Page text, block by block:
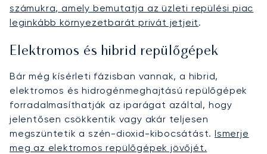
számukra, amely bemutatja az üzleti repülési piac
leginkább környezetbarát privát jetjeit.
Elektromos és hibrid repülőgépek
Bár még kísérleti fázisban vannak, a hibrid,
elektromos és hidrogénmeghajtású repülőgépek
forradalmasíthatják az iparágat azáltal, hogy
jelentősen csökkentik vagy akár teljesen
megszüntetik a szén-dioxid-kibocsátást. Ismerje
meg az elektromos repülőgépek jövőjét.